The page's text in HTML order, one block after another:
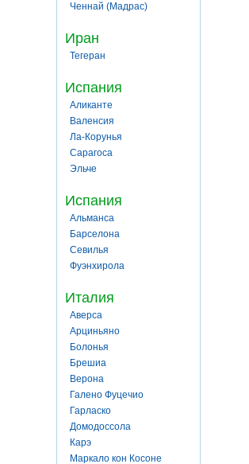
Ченнай (Мадрас)
Иран
Тегеран
Испания
Аликанте
Валенсия
Ла-Корунья
Сарагоса
Эльче
Испания
Альманса
Барселона
Севилья
Фуэнхирола
Италия
Аверса
Арциньяно
Болонья
Брешиа
Верона
Галено Фуцечио
Гарласко
Домодоссола
Карэ
Маркало кон Косоне